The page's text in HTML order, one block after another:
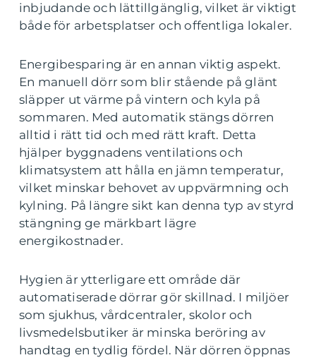
inbjudande och lättillgänglig, vilket är viktigt
både för arbetsplatser och offentliga lokaler.
Energibesparing är en annan viktig aspekt.
En manuell dörr som blir stående på glänt
släpper ut värme på vintern och kyla på
sommaren. Med automatik stängs dörren
alltid i rätt tid och med rätt kraft. Detta
hjälper byggnadens ventilations och
klimatsystem att hålla en jämn temperatur,
vilket minskar behovet av uppvärmning och
kylning. På längre sikt kan denna typ av styrd
stängning ge märkbart lägre
energikostnader.
Hygien är ytterligare ett område där
automatiserade dörrar gör skillnad. I miljöer
som sjukhus, vårdcentraler, skolor och
livsmedelsbutiker är minska beröring av
handtag en tydlig fördel. När dörren öppnas